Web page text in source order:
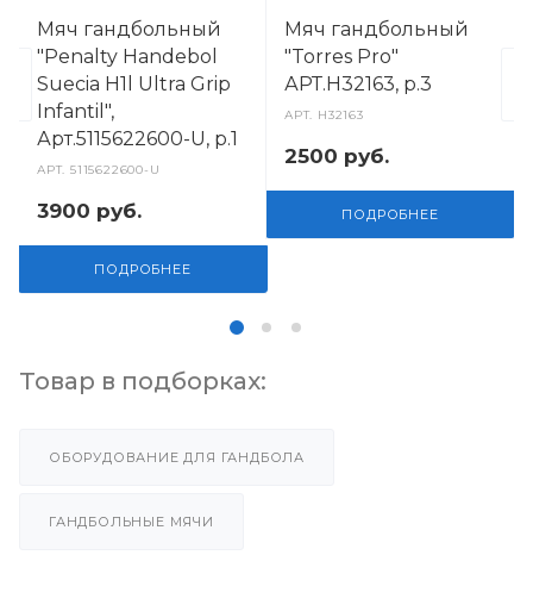
Мяч гандбольный
"Penalty Handebol
Suecia H1l Ultra Grip
Infantil",
Арт.5115622600-U, р.1
АРТ.5115622600-U
3900 руб.
ПОДРОБНЕЕ
Мяч гандбольный
"Torres Pro"
АРТ.H32163, р.3
АРТ. H32163
2500 руб.
ПОДРОБНЕЕ
Товар в подборках:
ОБОРУДОВАНИЕ ДЛЯ ГАНДБОЛА
ГАНДБОЛЬНЫЕ МЯЧИ